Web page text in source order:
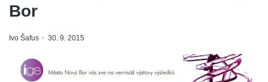
Bor
Ivo Šafus 30. 9. 2015